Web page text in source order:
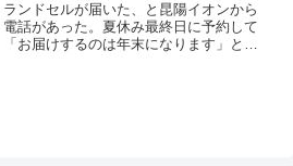
ランドセルが届いた、と昆陽イオンから
電話があった。夏休み最終日に予約して
「お届けするのは年末になります」と言